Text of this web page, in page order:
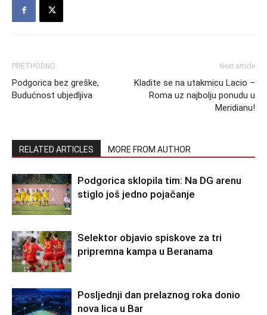
PRETHODNO
Podgorica bez greške,
Budućnost ubjedljiva
Next article
Kladite se na utakmicu Lacio –
Roma uz najbolju ponudu u
Meridianu!
RELATED ARTICLES MORE FROM AUTHOR
Podgorica sklopila tim: Na DG arenu
stiglo još jedno pojačanje
Selektor objavio spiskove za tri
pripremna kampa u Beranama
Posljednji dan prelaznog roka donio
nova lica u Bar